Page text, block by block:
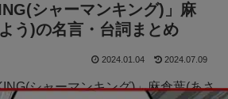
シャーマンキング)」麻
う)の名言・台詞まとめ
2024.01.04 2024.07.09
シャーマンキング)」麻倉葉(あさ